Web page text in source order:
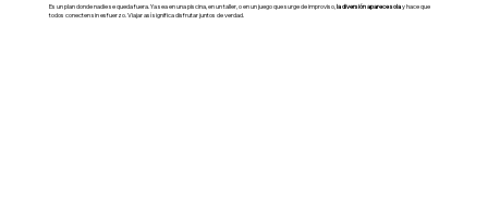
Es un plan donde nadie se queda fuera. Ya sea en una piscina, en un taller, o en un juego que surge de improviso, la diversión aparece solay hace que
todos conecten sin esfuerzo. Viajar así significa disfrutar juntos de verdad.